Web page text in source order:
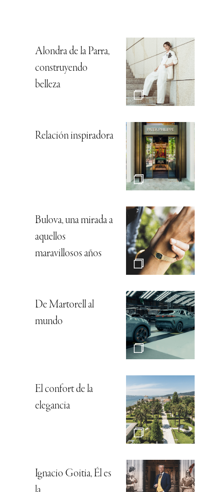
Alondra de la Parra,
construyendo
belleza
Relación inspiradora
Bulova, una mirada a
aquellos
maravillosos años
De Martorell al
mundo
El confort de la
elegancia
Ignacio Goitia, Él es